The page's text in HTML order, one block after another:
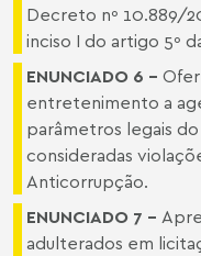
Decreto nº 10.889/
inciso I do artigo 5º
ENUNCIADO 6 –
entretenimento a
parâmetros legais
consideradas
Anticorrupção.
ENUNCIADO 7 –
adulterados em